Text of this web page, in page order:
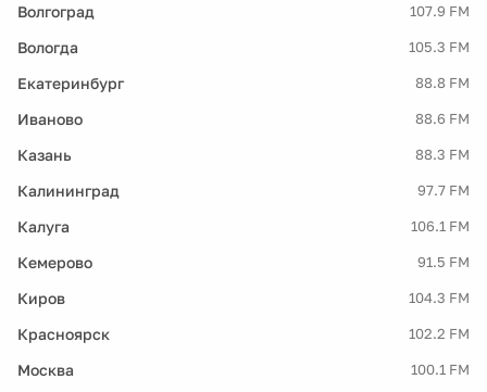
Волгоград 107.9 FM
Вологда 105.3 FM
Екатеринбург 88.8 FM
Иваново 88.6 FM
Казань 88.3 FM
Калининград 97.7 FM
Калуга 106.1 FM
Кемерово 91.5 FM
Киров 104.3 FM
Красноярск 102.2 FM
Москва 100.1 FM